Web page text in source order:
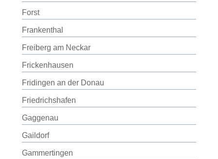
Forst
Frankenthal
Freiberg am Neckar
Frickenhausen
Fridingen an der Donau
Friedrichshafen
Gaggenau
Gaildorf
Gammertingen